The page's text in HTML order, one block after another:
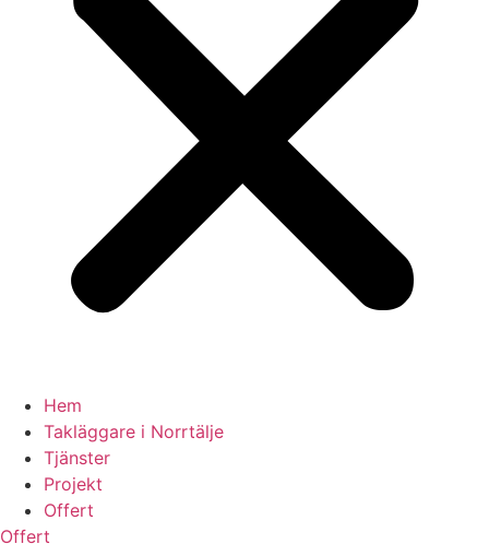
Hem
Takläggare i Norrtälje
Tjänster
Projekt
Offert
Offert